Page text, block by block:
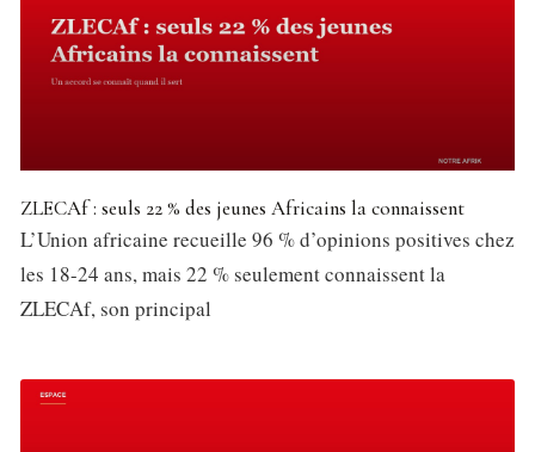
ZLECAf : seuls 22 % des jeunes Africains la connaissent
L’Union africaine recueille 96 % d’opinions positives chez
les 18-24 ans, mais 22 % seulement connaissent la
ZLECAf, son principal